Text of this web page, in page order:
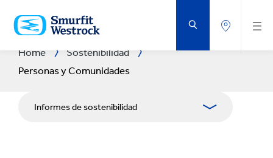
AL
CONTENIDO
PRINCIPAL
Home
Sostenibilidad
Personas y Comunidades
Informes de sostenibilidad